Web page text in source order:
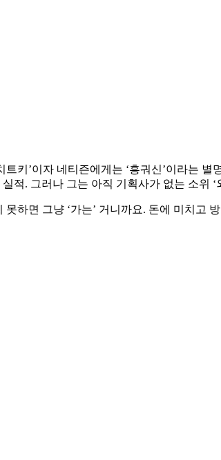
키’이자 네티즌에게는 ‘흥궈신’이라는
적. 그러나 그는 아직 기획사가 없는 소위 ‘
하면 그냥 ‘가는’ 거니까요. 돈에 미치고